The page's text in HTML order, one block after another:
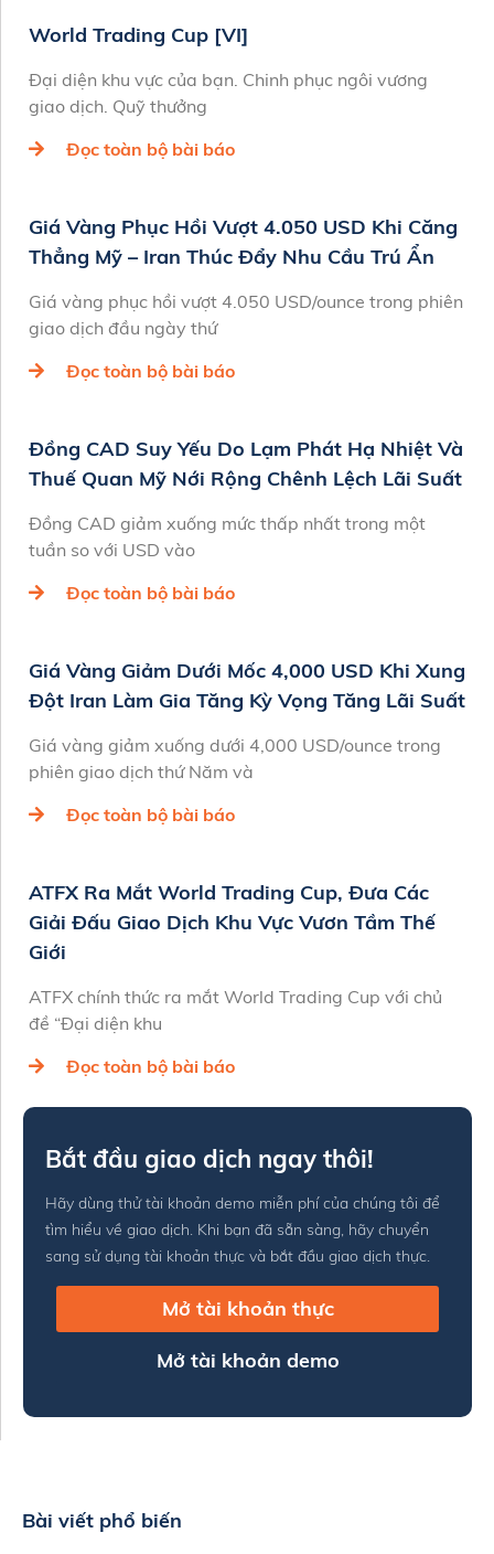
World Trading Cup [VI]
Đại diện khu vực của bạn. Chinh phục ngôi vương
giao dịch. Quỹ thưởng
Đọc toàn bộ bài báo
Giá Vàng Phục Hồi Vượt 4.050 USD Khi Căng
Thẳng Mỹ – Iran Thúc Đẩy Nhu Cầu Trú Ẩn
Giá vàng phục hồi vượt 4.050 USD/ounce trong phiên
giao dịch đầu ngày thứ
Đọc toàn bộ bài báo
Đồng CAD Suy Yếu Do Lạm Phát Hạ Nhiệt Và
Thuế Quan Mỹ Nới Rộng Chênh Lệch Lãi Suất
Đồng CAD giảm xuống mức thấp nhất trong một
tuần so với USD vào
Đọc toàn bộ bài báo
Giá Vàng Giảm Dưới Mốc 4,000 USD Khi Xung
Đột Iran Làm Gia Tăng Kỳ Vọng Tăng Lãi Suất
Giá vàng giảm xuống dưới 4,000 USD/ounce trong
phiên giao dịch thứ Năm và
Đọc toàn bộ bài báo
ATFX Ra Mắt World Trading Cup, Đưa Các
Giải Đấu Giao Dịch Khu Vực Vươn Tầm Thế
Giới
ATFX chính thức ra mắt World Trading Cup với chủ
đề “Đại diện khu
Đọc toàn bộ bài báo
Bắt đầu giao dịch ngay thôi!
Hãy dùng thử tài khoản demo miễn phí của chúng tôi để
tìm hiểu về giao dịch. Khi bạn đã sẵn sàng, hãy chuyển
sang sử dụng tài khoản thực và bắt đầu giao dịch thực.
Mở tài khoản thực
Mở tài khoản demo
Bài viết phổ biến